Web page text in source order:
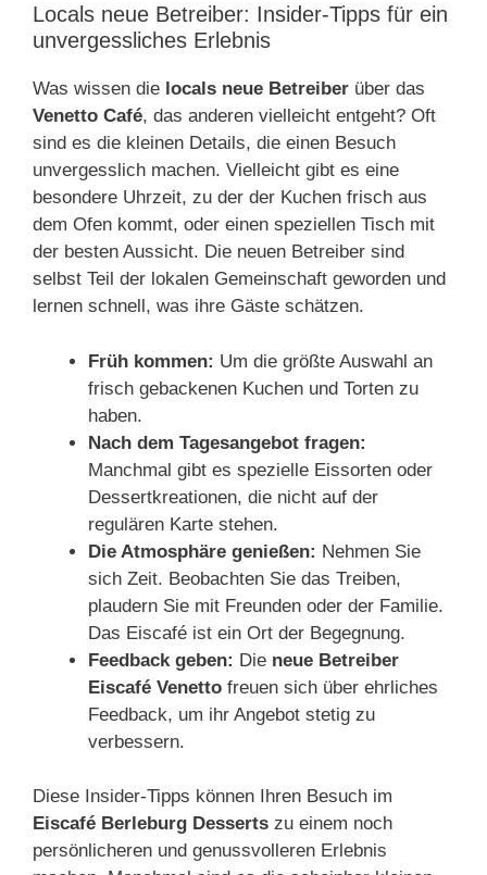
Locals neue Betreiber: Insider-Tipps für ein
unvergessliches Erlebnis
Was wissen die locals neue Betreiber über das
Venetto Café, das anderen vielleicht entgeht? Oft
sind es die kleinen Details, die einen Besuch
unvergesslich machen. Vielleicht gibt es eine
besondere Uhrzeit, zu der der Kuchen frisch aus
dem Ofen kommt, oder einen speziellen Tisch mit
der besten Aussicht. Die neuen Betreiber sind
selbst Teil der lokalen Gemeinschaft geworden und
lernen schnell, was ihre Gäste schätzen.
Früh kommen: Um die größte Auswahl an
frisch gebackenen Kuchen und Torten zu
haben.
Nach dem Tagesangebot fragen:
Manchmal gibt es spezielle Eissorten oder
Dessertkreationen, die nicht auf der
regulären Karte stehen.
Die Atmosphäre genießen: Nehmen Sie
sich Zeit. Beobachten Sie das Treiben,
plaudern Sie mit Freunden oder der Familie.
Das Eiscafé ist ein Ort der Begegnung.
Feedback geben: Die neue Betreiber
Eiscafé Venetto freuen sich über ehrliches
Feedback, um ihr Angebot stetig zu
verbessern.
Diese Insider-Tipps können Ihren Besuch im
Eiscafé Berleburg Desserts zu einem noch
persönlicheren und genussvolleren Erlebnis